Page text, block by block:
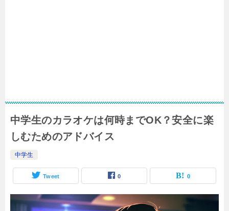
中学生のカラオケは何時までOK？安全に楽
しむためのアドバイス
中学生
Tweet 0 0